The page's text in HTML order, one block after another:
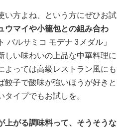
い方よね、という方にぜひお試
ウマイや小籠包との組み合わ
バルサミコ モデナ 3メダル」
しい味わいの上品な中華料理に
よっては高級レストラン風にも
餃子で酸味が強いほうが好きと
イプでもお試しを。
上がる調味料って、そうそうな